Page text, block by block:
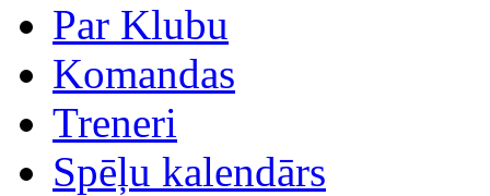
Par Klubu
Komandas
Treneri
Spēļu kalendārs